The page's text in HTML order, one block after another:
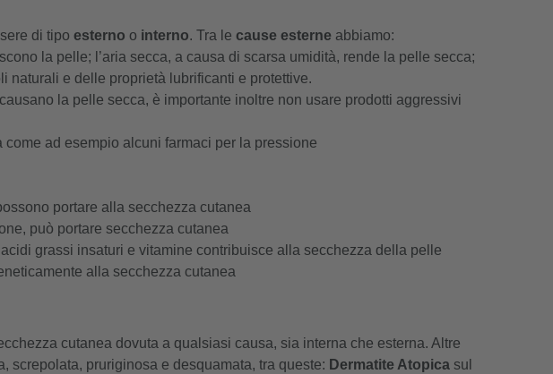
di tipo esterno o interno. Tra le cause esterne abbiamo:
la pelle; l’aria secca, a causa di scarsa umidità, rende la pelle secca;
naturali e delle proprietà lubrificanti e protettive.
la pelle secca, è importante inoltre non usare prodotti aggressivi
ad esempio alcuni farmaci per la pressione
portare alla secchezza cutanea
può portare secchezza cutanea
grassi insaturi e vitamine contribuisce alla secchezza della pelle
alla secchezza cutanea
cutanea dovuta a qualsiasi causa, sia interna che esterna. Altre
screpolata, pruriginosa e desquamata, tra queste: Dermatite Atopicasul